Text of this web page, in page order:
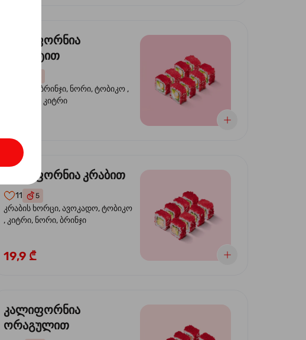
კალიფორნია
კრევეტით
კრევეტი, ბრინჯი, ნორი, ტობიკო ,
ავოკადო, კიტრი
კალიფორნია კრაბით
11 5
კრაბის ხორცი, ავოკადო, ტობიკო
, კიტრი, ნორი, ბრინჯი
19,9 ₾
კალიფორნია
ორაგულით